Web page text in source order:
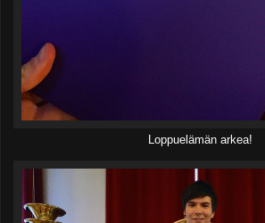
Loppuelämän arkea!